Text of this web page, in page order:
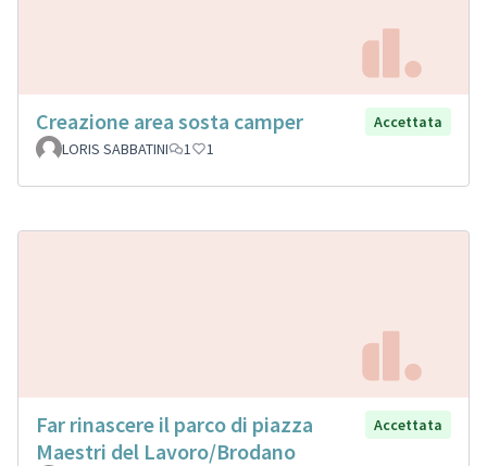
Creazione area sosta camper
Accettata
LORIS SABBATINI
1 1
Far rinascere il parco di piazza
Maestri del Lavoro/Brodano
Accettata